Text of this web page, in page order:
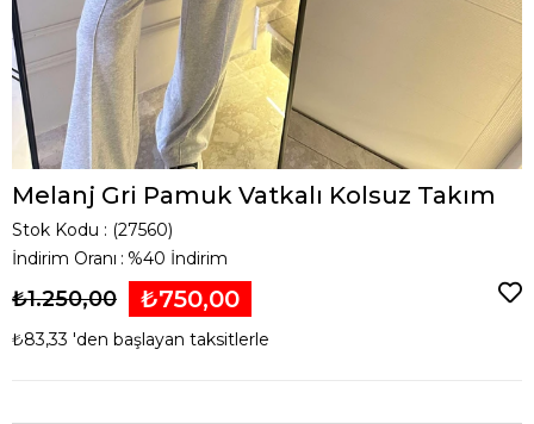
Melanj Gri Pamuk Vatkalı Kolsuz Takım
Stok Kodu
(27560)
İndirim Oranı : %40 İndirim
₺1.250,00 ₺750,00
₺83,33 'den başlayan taksitlerle